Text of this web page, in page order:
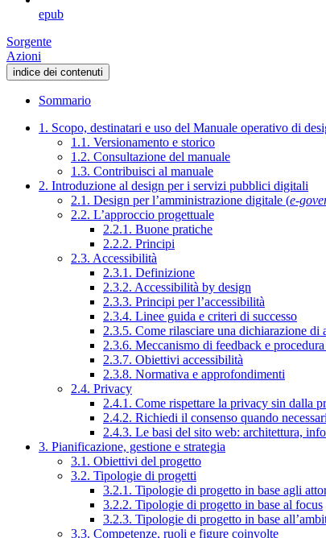
epub
Sorgente
Azioni
indice dei contenuti
Sommario
1. Scopo, destinatari e uso del Manuale operativo di
1.1. Versionamento e storico
1.2. Consultazione del manuale
1.3. Contribuisci al manuale
2. Introduzione al design per i servizi pubblici digitali
2.1. Design per l’amministrazione digitale (e-
2.2. L’approccio progettuale
2.2.1. Buone pratiche
2.2.2. Principi
2.3. Accessibilità
2.3.1. Definizione
2.3.2. Accessibilità by design
2.3.3. Principi per l’accessibilità
2.3.4. Linee guida e criteri di successo
2.3.5. Come rilasciare una dichiarazione di
2.3.6. Meccanismo di feedback e
2.3.7. Obiettivi accessibilità
2.3.8. Normativa e approfondimenti
2.4. Privacy
2.4.1. Come rispettare la privacy sin dalla
2.4.2. Richiedi il consenso quando
2.4.3. Le basi del sito web: architettura,
3. Pianificazione, gestione e strategia
3.1. Obiettivi del progetto
3.2. Tipologie di progetti
3.2.1. Tipologie di progetto in base agli
3.2.2. Tipologie di progetto in base al focus
3.2.3. Tipologie di progetto in base
3.3. Competenze, ruoli e figure coinvolte